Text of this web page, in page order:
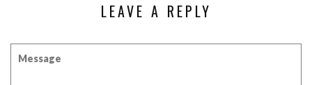
LEAVE A REPLY